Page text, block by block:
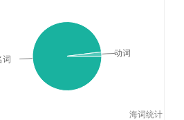
海词统计
词
动词